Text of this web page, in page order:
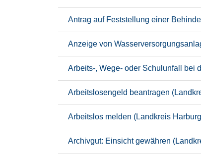
Antrag auf Feststellung einer
Anzeige von
Arbeits-, Wege- oder Schulunfall bei
Arbeitslosengeld beantragen
Arbeitslos melden (Landkreis
Archivgut: Einsicht gewähren